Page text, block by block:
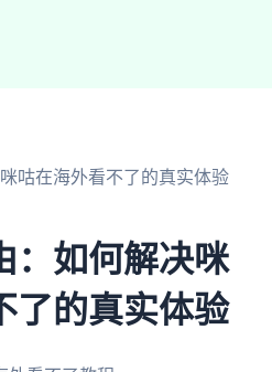
咕在海外看不了的真实体验
：如何解决咪
了的真实体验